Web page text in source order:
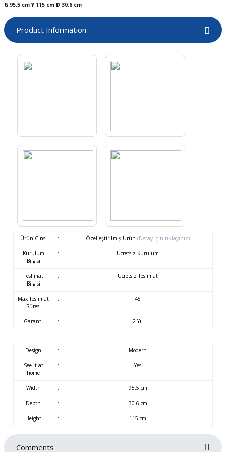
G 95,5 cmY 115 cm D 30,6 cm
Product Information
Ürün Cinsi : Özelleştirilmiş Ürün (Detay için tıklayınız)
Kurulum
Bilgisi
: Ücretsiz Kurulum
Teslimat
Bilgisi
: Ücretsiz Teslimat
Max Teslimat
Süresi
: 45
Garanti : 2 Yıl
Design : Modern
See it at
home
: Yes
Width : 95.5 cm
Depth : 30.6 cm
Height : 115 cm
Comments